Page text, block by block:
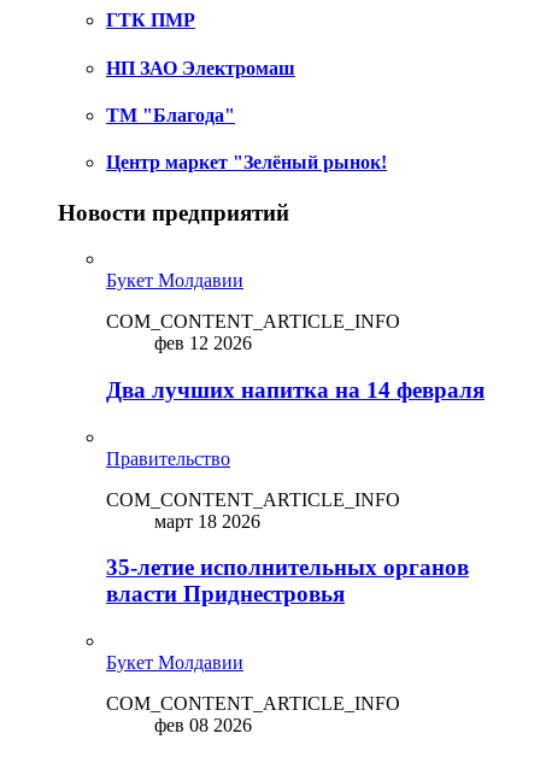
ГТК ПМР
НП ЗАО Электромаш
ТМ "Благода"
Центр маркет "Зелёный рынок!
Новости предприятий
Букет Молдавии
COM_CONTENT_ARTICLE_INFO
фев 12 2026
Два лучших напитка на 14 февраля
Правительство
COM_CONTENT_ARTICLE_INFO
март 18 2026
35-летие исполнительных органов
власти Приднестровья
Букет Молдавии
COM_CONTENT_ARTICLE_INFO
фев 08 2026